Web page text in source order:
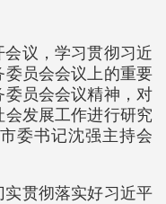
议，学习贯彻习近
员会会议上的重要
员会会议精神，对
发展工作进行研究
委书记沈强主持会
贯彻落实好习近平